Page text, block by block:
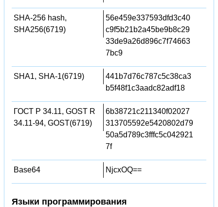
SHA-256 hash,
SHA256(6719)
56e459e337593dfd3c40
c9f5b21b2a45be9b8c29
33de9a26d896c7f74663
7bc9
SHA1, SHA-1(6719)
441b7d76c787c5c38ca3
b5f48f1c3aadc82adf18
ГОСТ Р 34.11, GOST R
34.11-94, GOST(6719)
6b38721c211340f02027
313705592e5420802d79
50a5d789c3fffc5c042921
7f
Base64 NjcxOQ==
Языки программирования